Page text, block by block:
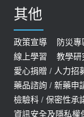
其他
政策宣導
防災專
線上學習
教學研
愛心捐贈 / 人力招
藥品諮詢 / 新藥申
檢驗科 / 保密性承
資訊安全及隱私權